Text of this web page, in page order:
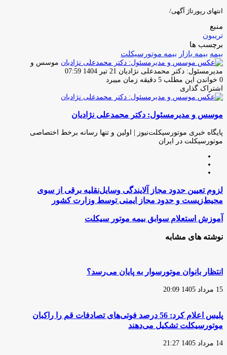
انتهای رپورتاژ آگهی/
منبع
تریبون
برچسب ها
بیمه بیمه بازار بیمه موتورسیکلت
موسس و
مدیرمسئول: دکتر محمدعلی نژادیان ارسال
ایمیل
21 تیر 1404 07:59
0 خواندن این مطلب 5 دقیقه زمان میبرد
اشتراک گذاری
فیس
توئیتر
لینکدین
واتس
تلگرام
اشتراک
از
ایمیل
چاپ
موسس و مدیرمسئول: دکتر محمدعلی نژادیان
پایگاه خبری موتورسیکلت‌نیوز | اولین و تنها رسانه برخط اختصاصی
موتورسیکلت در ایران
لزوم
تعیین
حدود
مجاز
آلایندگی
وسایل‌نقلیه
برقی
محیط‌زیست
و
مجاز
وزارت
کشور
لزوم تعیین حدود مجاز آلایندگی وسایل‌نقلیه برقی از سوی
محیط‌زیست و حدود مجاز ایمنی توسط وزارت کشور
آموزش
سوابق
بیمه
آموزش استعلام سوابق بیمه موتور سیکلت
نوشته های مشابه
انتظار بانوان موتورسوار به پایان می‌رسد؟
15 مرداد 1405 20:09
پلیس اعلام کرد: 56 درصد فوتی‌های تصادفات قم را راکبان
موتورسیکلت تشکیل می‌دهند
14 مرداد 1405 21:27